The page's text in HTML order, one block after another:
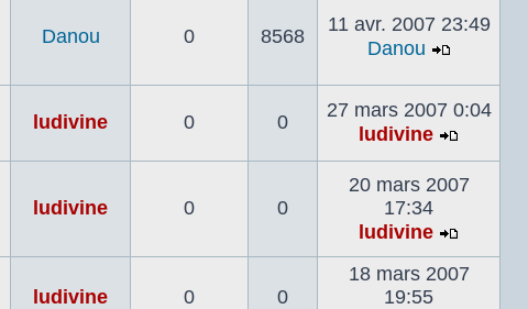
dernier
Danou 0 8568
11 avr. 2007 23:49
Danou
le
dernier
ludivine 0 0
27 mars 2007 0:04
ludivine
le
dernier
ludivine 0 0
20 mars 2007
17:34
ludivine
le
ludivine 0 0
18 mars 2007
19:55